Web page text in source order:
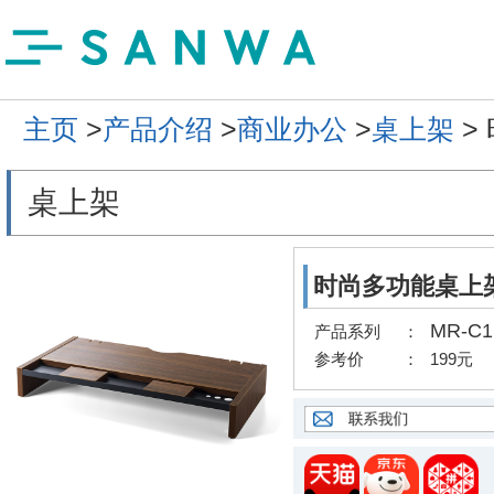
主页 >产品介绍 >商业办公 >桌上架 >
桌上架
时尚多功能桌上
产品系列 ： MR-C1
参考价 ： 199元